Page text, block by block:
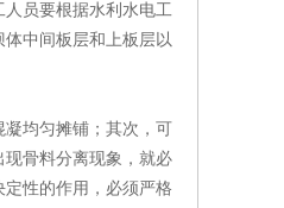
员要根据水利水电工
中间板层和上板层以
均匀摊铺；其次，可
骨料分离现象，就必
性的作用，必须严格